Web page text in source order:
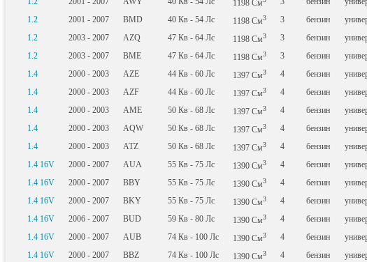
1198 См
1.2
2001 - 2007 BMD 40 Кв - 54 Лс 1198 См3 3 бензин
1.2
2003 - 2007 AZQ 47 Кв - 64 Лс 1198 См3 3 бензин
1.2
2003 - 2007 BME 47 Кв - 64 Лс 1198 См3 3 бензин
1.4
2000 - 2003 AZE 44 Кв - 60 Лс 1397 См3 4 бензин
1.4
2000 - 2003 AZF 44 Кв - 60 Лс 1397 См3 4 бензин
1.4
2000 - 2003 AME 50 Кв - 68 Лс 1397 См3 4 бензин
1.4
2000 - 2003 AQW 50 Кв - 68 Лс 1397 См3 4 бензин
1.4
2000 - 2003 ATZ 50 Кв - 68 Лс 1397 См3 4 бензин
1.4 16V
2000 - 2007 AUA 55 Кв - 75 Лс 1390 См3 4 бензин
1.4 16V
2000 - 2007 BBY 55 Кв - 75 Лс 1390 См3 4 бензин
1.4 16V
2000 - 2007 BKY 55 Кв - 75 Лс 1390 См3 4 бензин
1.4 16V
2006 - 2007 BUD 59 Кв - 80 Лс 1390 См3 4 бензин
1.4 16V
2000 - 2007 AUB 74 Кв - 100 Лс 1390 См3 4 бензин
1.4 16V
2000 - 2007 BBZ 74 Кв - 100 Лс 1390 См3 4 бензин